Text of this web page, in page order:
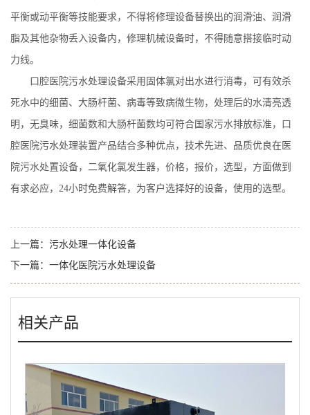
平衡或动平衡等技能要求，不得将修理设备替换出的润滑油、润滑
脂及其他杂物丢入设备内，修理机械设备时，不得随意搭接临时动
力线。
口腔医院污水处理设备采用固体氯对出水进行消毒，可有效杀
死水中的细菌、大肠杆菌、病毒等致病微生物，处理后的水清亮透
明，无臭味，细菌数和大肠杆菌数均可符合国家污水排放标准，口
腔医院污水处理装置产品结合多种优点，技术先进、品质优良在医
院污水处置设备，二氧化氯发生器，价格，报价，选型，方面做到
有求必应， 24小时免费解答，为客户选择好的设备，使用的选型。
上一篇： 污水处理一体化设备
下一篇： 一体化医院污水处理设备
相关产品